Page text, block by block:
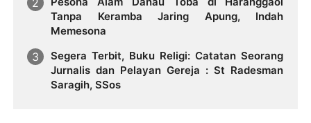
Tanpa Keramba Jaring Apung, Indah
Memesona
Segera Terbit, Buku Religi: Catatan Seorang
Jurnalis dan Pelayan Gereja : St Radesman
Saragih, SSos